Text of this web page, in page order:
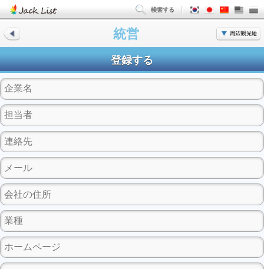
統営
登録する